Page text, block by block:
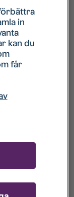
två barn.
har en
för
att vara
minst
rätten att
in
kan du
får